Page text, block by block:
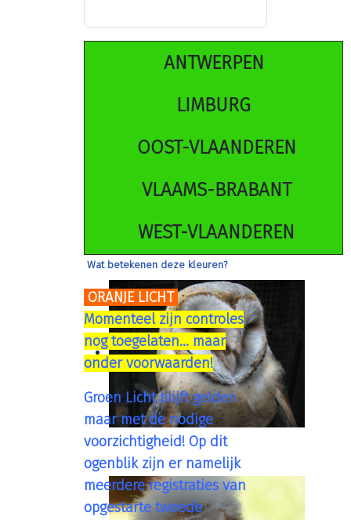
ANTWERPEN
LIMBURG
OOST-VLAANDEREN
VLAAMS-BRABANT
WEST-VLAANDEREN
Wat betekenen deze kleuren?
ORANJE LICHT :
Momenteel zijn controles
nog toegelaten... maar
onder voorwaarden!
Groen Licht blijft gelden
maar met de nodige
voorzichtigheid! Op dit
ogenblik zijn er namelijk
meerdere registraties van
opgestarte tweede